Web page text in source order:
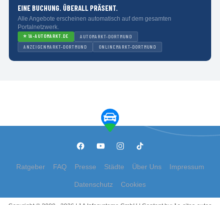
EINE BUCHUNG. ÜBERALL PRÄSENT.
Alle Angebote erscheinen automatisch auf dem gesamten
Portalnetzwerk.
⭐ 1A-AUTOMARKT.DE
AUTOMARKT-DORTMUND
ANZEIGENMARKT-DORTMUND
ONLINEMARKT-DORTMUND
Ratgeber FAQ Presse Städte Über Uns Impressum
Datenschutz Cookies